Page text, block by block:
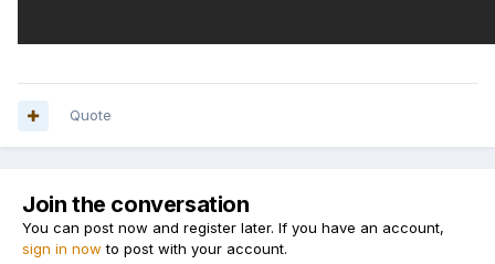
Quote
Join the conversation
You can post now and register later. If you have an account,
sign in now to post with your account.